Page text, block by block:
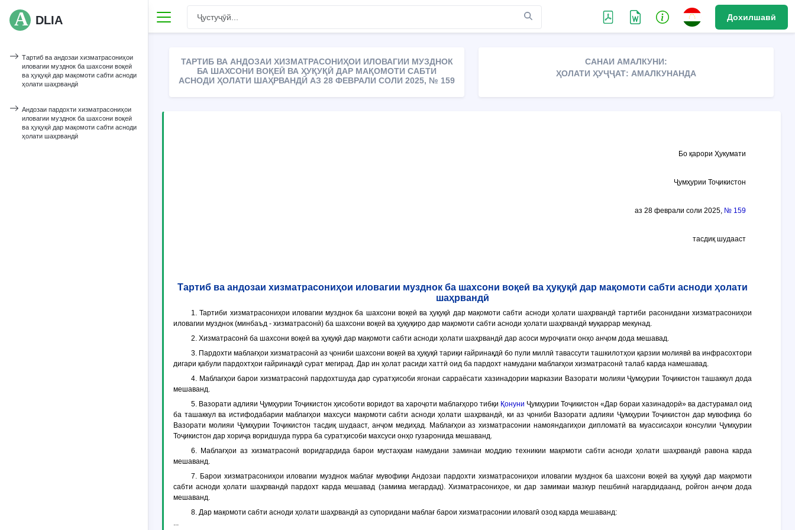
Дохилшавӣ
DLIA
Тартиб ва андозаи хизматрасониҳои
иловагии музднок ба шахсони воқеӣ
ва ҳуқуқӣ дар мақомоти сабти асноди
ҳолати шаҳрвандӣ
Андозаи пардохти хизматрасониҳои
иловагии музднок ба шахсони воқеӣ
ва ҳуқуқӣ дар мақомоти сабти асноди
ҳолати шаҳрвандӣ
ТАРТИБ ВА АНДОЗАИ ХИЗМАТРАСОНИҲОИ ИЛОВАГИИ МУЗДНОК
БА ШАХСОНИ ВОҚЕӢ ВА ҲУҚУҚӢ ДАР МАҚОМОТИ САБТИ
АСНОДИ ҲОЛАТИ ШАҲРВАНДӢ АЗ 28 ФЕВРАЛИ СОЛИ 2025, № 159
САНАИ АМАЛКУНИ:
ҲОЛАТИ ҲУҶҶАТ: АМАЛКУНАНДА
Бо қарори Ҳукумати
Ҷумҳурии Тоҷикистон
аз 28 феврали соли 2025, № 159
тасдиқ шудааст
Тартиб ва андозаи хизматрасониҳои иловагии музднок ба шахсони воқеӣ ва ҳуқуқӣ дар мақомоти сабти асноди ҳолати
шаҳрвандӣ
1. Тартиби хизматрасониҳои иловагии музднок ба шахсони воқеӣ ва ҳуқуқӣ дар мақомоти сабти асноди ҳолати шаҳрвандӣ тартиби расонидани хизматрасониҳои
иловагии музднок (минбаъд - хизматрасонӣ) ба шахсони воқеӣ ва ҳуқуқиро дар мақомоти сабти асноди ҳолати шаҳрвандӣ муқаррар мекунад.
2. Хизматрасонӣ ба шахсони воқеӣ ва ҳуқуқӣ дар мақомоти сабти асноди ҳолати шаҳрвандӣ дар асоси муроҷиати онҳо анҷом дода мешавад.
3. Пардохти маблағҳои хизматрасонӣ аз ҷониби шахсони воқеӣ ва ҳуқуқӣ тариқи ғайринақдӣ бо пули миллӣ тавассути ташкилотҳои қарзии молиявӣ ва инфрасохтори
дигари қабули пардохтҳои ғайринақдӣ сурат мегирад. Дар ин ҳолат расиди хаттӣ оид ба пардохт намудани маблағҳои хизматрасонӣ талаб карда намешавад.
4. Маблағҳои барои хизматрасонӣ пардохтшуда дар суратҳисоби ягонаи сарраёсати хазинадории марказии Вазорати молияи Ҷумҳурии Тоҷикистон ташаккул дода
мешаванд.
5. Вазорати адлияи Ҷумҳурии Тоҷикистон ҳисоботи воридот ва хароҷоти маблағҳоро тибқи Қонуни Ҷумҳурии Тоҷикистон «Дар бораи хазинадорӣ» ва дастурамал оид
ба ташаккул ва истифодабарии маблағҳои махсуси мақомоти сабти асноди ҳолати шаҳрвандӣ, ки аз ҷониби Вазорати адлияи Ҷумҳурии Тоҷикистон дар мувофиқа бо
Вазорати молияи Ҷумҳурии Тоҷикистон тасдиқ шудааст, анҷом медиҳад. Маблағҳои аз хизматрасонии намояндагиҳои дипломатӣ ва муассисаҳои консулии Ҷумҳурии
Тоҷикистон дар хориҷа воридшуда пурра ба суратҳисоби махсуси онҳо гузаронида мешаванд.
6. Маблағҳои аз хизматрасонӣ воридгардида барои мустаҳкам намудани заминаи моддию техникии мақомоти сабти асноди ҳолати шаҳрвандӣ равона карда
мешаванд.
7. Барои хизматрасониҳои иловагии музднок маблағ мувофиқи Андозаи пардохти хизматрасониҳои иловагии музднок ба шахсони воқеӣ ва ҳуқуқӣ дар мақомоти
сабти асноди ҳолати шаҳрвандӣ пардохт карда мешавад (замима мегардад). Хизматрасониҳое, ки дар замимаи мазкур пешбинӣ нагардидаанд, ройгон анҷом дода
мешаванд.
8. Дар мақомоти сабти асноди ҳолати шаҳрвандӣ аз супоридани маблағ барои хизматрасонии иловагӣ озод карда мешаванд:
...